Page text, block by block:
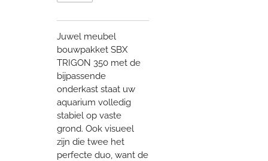
Juwel meubel
bouwpakket SBX
TRIGON 350 met de
bijpassende
onderkast staat uw
aquarium volledig
stabiel op vaste
grond. Ook visueel
zijn die twee het
perfecte duo, want de